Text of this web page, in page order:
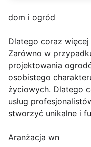
dom i ogród
Dlatego coraz
Zarówno w
projektowania
osobistego
życiowych. Dlatego
usług
stworzyć unikalne i
Aranżacja wn